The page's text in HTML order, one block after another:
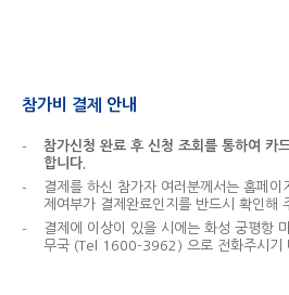
참가비 결제 안내
-
참가신청 완료 후 신청 조회를 통하여 카
합니다.
-
결제를 하신 참가자 여러분께서는 홈페이
제여부가 결제완료인지를 반드시 확인해
-
결제에 이상이 있을 시에는 화성 궁평항
무국 (Tel 1600-3962) 으로 전화주시기